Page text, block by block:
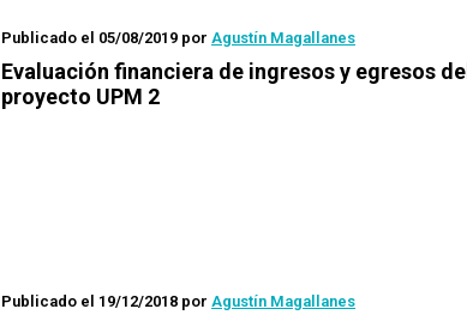
Publicado el 05/08/2019 por Agustín Magallanes
Evaluación financiera de ingresos y egresos del
proyecto UPM 2
Publicado el 19/12/2018 por Agustín Magallanes